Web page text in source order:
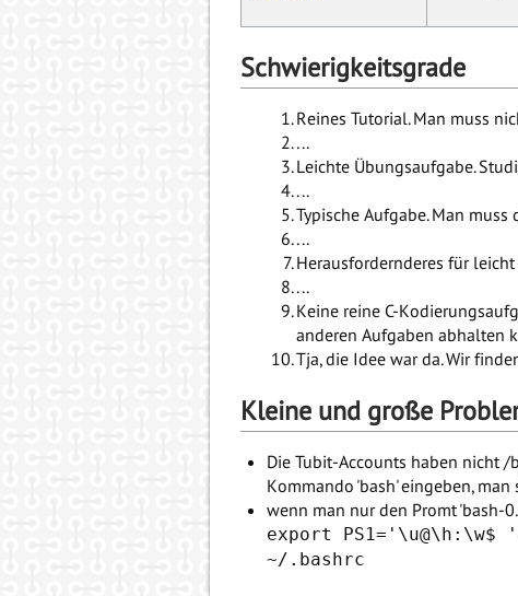
Schwierigkeitsgrade
Reines Tutorial. Man muss
...
Leichte Übungsaufgabe.
...
Typische Aufgabe. Man
...
Herausfordernderes für
...
Keine reine C-
anderen Aufgaben abhalten
Tja, die Idee war da. Wir
Kleine und große
Die Tubit-Accounts haben nicht
Kommando 'bash' eingeben,
wenn man nur den Promt 'bash-
export PS1='\u@\h:\w$ '
~/.bashrc